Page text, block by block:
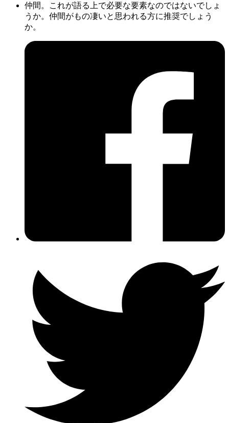
仲間。これが語る上で必要な要素なのではないでしょ
うか。仲間がもの凄いと思われる方に推奨でしょう
か。